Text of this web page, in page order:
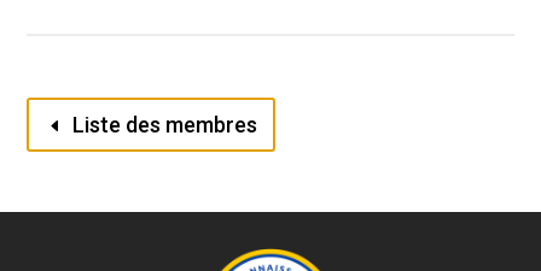
Liste des membres